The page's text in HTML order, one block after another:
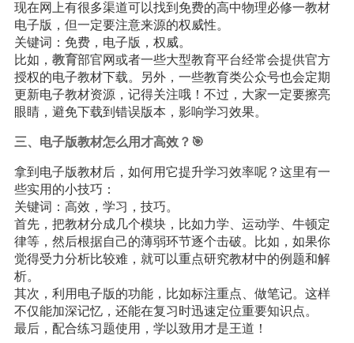
现在网上有很多渠道可以找到免费的高中物理必修一教材
电子版，但一定要注意来源的权威性。
关键词：免费，电子版，权威。
比如， 教育部官网或者一些大型教育平台经常会提供官方
授权的电子教材下载。另外，一些教育类公众号也会定期
更新电子教材资源，记得关注哦！不过，大家一定要擦亮
眼睛，避免下载到错误版本，影响学习效果。
三、电子版教材怎么用才高效？🎯
拿到电子版教材后，如何用它提升学习效率呢？这里有一
些实用的小技巧：
关键词：高效，学习，技巧。
首先，把教材分成几个模块，比如力学、运动学、牛顿定
律等，然后根据自己的薄弱环节逐个击破。比如，如果你
觉得受力分析比较难，就可以重点研究教材中的例题和解
析。
其次，利用电子版的功能，比如标注重点、做笔记。这样
不仅能加深记忆，还能在复习时迅速定位重要知识点。
最后，配合练习题使用，学以致用才是王道！